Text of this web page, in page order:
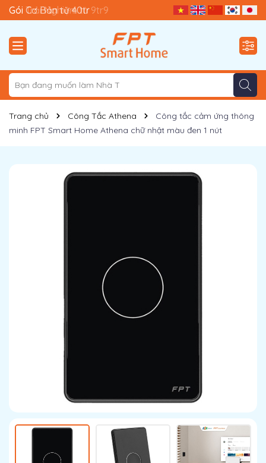
Gói Trải Nghiệm từ 9tr9
Gói Cơ Bản từ 40tr
Trang chủ Công Tắc Athena
Công tắc cảm ứng thông
minh FPT Smart Home Athena chữ nhật màu đen 1 nút